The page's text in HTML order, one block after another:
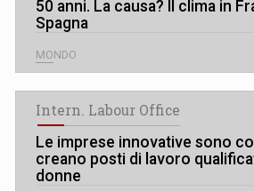
50 anni. La causa? Il clima in
Spagna
MONDO
Intern. Labour Office
Le imprese innovative sono
creano posti di lavoro
donne